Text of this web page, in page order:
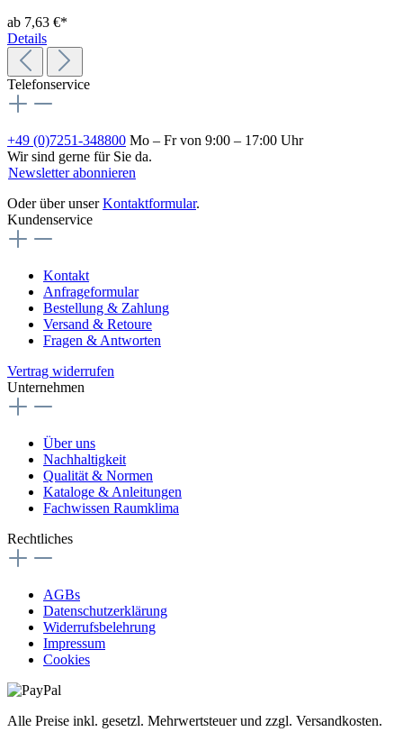
ab 7,63 €*
Details
Telefonservice
+49 (0)7251-348800 Mo – Fr von 9:00 – 17:00 Uhr
Wir sind gerne für Sie da.
Newsletter abonnieren
Oder über unserKontaktformular.
Kundenservice
Kontakt
Anfrageformular
Bestellung & Zahlung
Versand & Retoure
Fragen & Antworten
Vertrag widerrufen
Unternehmen
Über uns
Nachhaltigkeit
Qualität & Normen
Kataloge & Anleitungen
Fachwissen Raumklima
Rechtliches
AGBs
Datenschutzerklärung
Widerrufsbelehrung
Impressum
Cookies
Alle Preise inkl. gesetzl. Mehrwertsteuer und zzgl. Versandkosten.